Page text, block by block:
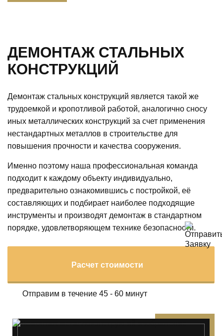
ДЕМОНТАЖ СТАЛЬНЫХ
КОНСТРУКЦИЙ
Демонтаж стальных конструкций является такой же
трудоемкой и кропотливой работой, аналогично сносу
иных металлических конструкций за счет применения
нестандартных металлов в строительстве для
повышения прочности и качества сооружения.
Именно поэтому наша профессиональная команда
подходит к каждому объекту индивидуально,
предварительно ознакомившись с постройкой, её
составляющих и подбирает наиболее подходящие
инструменты и производят демонтаж в стандартном
порядке, удовлетворяющем технике безопасности.
Расчет стоимости
Отправим в течение 45 - 60 минут